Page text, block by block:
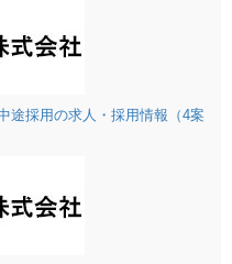
採用の求人・採用情報（4案